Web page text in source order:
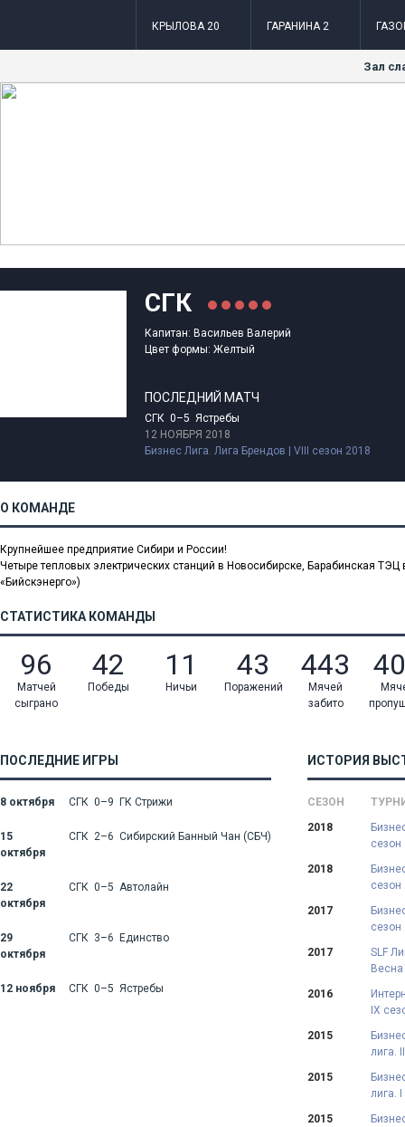
КРЫЛОВА 20 ГАРАНИНА 2
Зал
СГК
Капитан: Васильев Валерий
Цвет формы: Желтый
ПОСЛЕДНИЙ МАТЧ
СГК 0–5 Ястребы
12 НОЯБРЯ 2018
Бизнес Лига. Лига Брендов | VIII сезон 2018
О КОМАНДЕ
Крупнейшее предприятие Сибири и России!
Четыре тепловых электрических станций в Новосибирске, Барабинская
«Бийскэнерго»)
СТАТИСТИКА КОМАНДЫ
96 42 11 43 443
Матчей
сыграно
Победы Ничьи Поражений
Мячей
забито
ПОСЛЕДНИЕ ИГРЫ
8 октября СГК 0–9 ГК Стрижи
15
октября
СГК 2–6 Сибирский Банный Чан (СБЧ)
22
октября
СГК 0–5 Автолайн
29
октября
СГК 3–6 Единство
12 ноября СГК 0–5 Ястребы
ИСТОРИЯ
СЕЗОН
2018
сезон
2018
сезон
2017
сезон
2017
SLF
2016
IX
2015
лига.
2015
лига.
2015